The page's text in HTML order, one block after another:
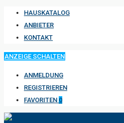
HAUSKATALOG
ANBIETER
KONTAKT
ANZEIGE SCHALTEN
ANMELDUNG
REGISTRIEREN
FAVORITEN 0